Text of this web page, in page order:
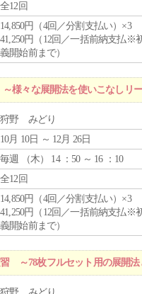
全12回
14,850円（4回／分割支払い）×3
41,250円（12回／一括前納支払※
義開始前まで）
様々な展開法を使いこなしリ
狩野 みどり
10月 10日 ～ 12月 26日
毎週 （木） 14 ：50 ～ 16 ：10
全12回
14,850円（4回／分割支払い）×3
41,250円（12回／一括前納支払※
義開始前まで）
～78枚フルセット用の展開法